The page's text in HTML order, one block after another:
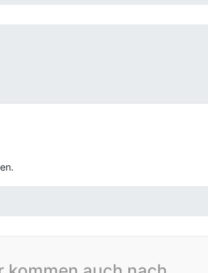
Wagen flott abgeholt und ordentlich